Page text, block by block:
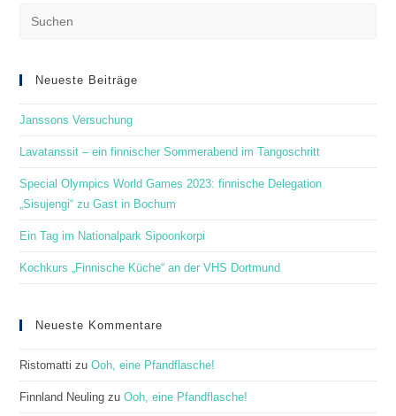
Neueste Beiträge
Janssons Versuchung
Lavatanssit – ein finnischer Sommerabend im Tangoschritt
Special Olympics World Games 2023: finnische Delegation
„Sisujengi“ zu Gast in Bochum
Ein Tag im Nationalpark Sipoonkorpi
Kochkurs „Finnische Küche“ an der VHS Dortmund
Neueste Kommentare
Ristomatti zuOoh, eine Pfandflasche!
Finnland Neuling zuOoh, eine Pfandflasche!